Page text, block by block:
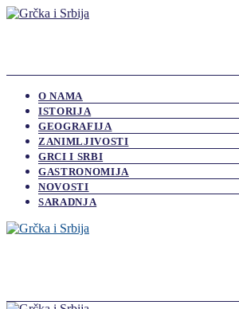
O NAMA
ISTORIJA
GEOGRAFIJA
ZANIMLJIVOSTI
GRCI I SRBI
GASTRONOMIJA
NOVOSTI
SARADNJA